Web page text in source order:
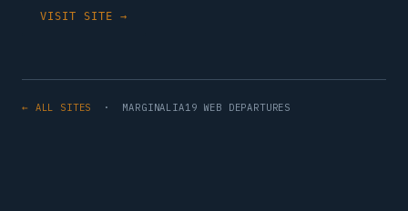
VISIT SITE →
← ALL SITES · MARGINALIA19 WEB DEPARTURES